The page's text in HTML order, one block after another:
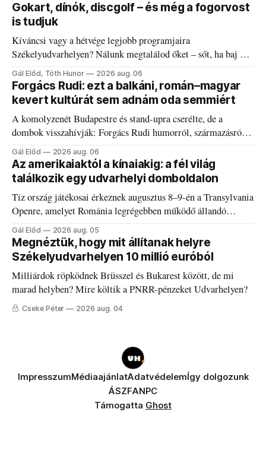
Gokart, dínók, discgolf – és még a fogorvost
is tudjuk
Kíváncsi vagy a hétvége legjobb programjaira
Székelyudvarhelyen? Nálunk megtalálod őket – sőt, ha baj van
a fogaddal, a fogorvosi ügyeletet is!
Gál Előd, Tóth Hunor 2026 aug. 06
Forgács Rudi: ezt a balkáni, román–magyar
kevert kultúrát sem adnám oda semmiért
A komolyzenét Budapestre és stand-upra cserélte, de a
dombok visszahívják: Forgács Rudi humorról, származásról
és határokról.
Gál Előd 2026 aug. 06
Az amerikaiaktól a kínaiakig: a fél világ
találkozik egy udvarhelyi domboldalon
Tíz ország játékosai érkeznek augusztus 8–9-én a Transylvania
Openre, amelyet Románia legrégebben működő állandó
discgolfpályáján rendeznek meg.
Gál Előd 2026 aug. 05
Megnéztük, hogy mit állítanak helyre
Székelyudvarhelyen 10 millió euróból
Milliárdok röpködnek Brüsszel és Bukarest között, de mi
marad helyben? Mire költik a PNRR-pénzeket Udvarhelyen?
Cseke Péter 2026 aug. 04
ImpresszumMédiaajánlatAdatvédelemÍgy dolgozunk
ÁSZFANPC
Támogatta Ghost